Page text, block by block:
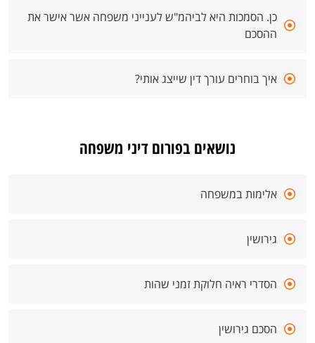
כן. הסמכות היא לביהמ"ש לענייני משפחה אשר אישר את
ההסכם
איך בוחרים עורך דין שייצג אותי?
נושאים בפורום דיני משפחה
אלימות במשפחה
גירושין
הסדרי ראיה חלוקת זמני שהות
הסכם גירושין